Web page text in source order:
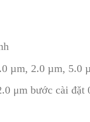
µm, 2.0 µm, 5.0
μm bước cài đặt